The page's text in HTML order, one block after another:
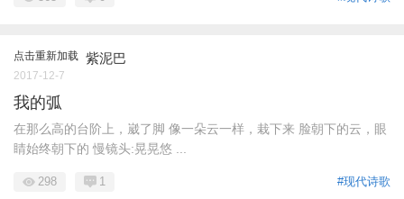
点击重新加载 紫泥巴
2017-12-7
我的弧
在那么高的台阶上，崴了脚 像一朵云一样，栽下来 脸朝下的云，眼
睛始终朝下的 慢镜头:晃晃悠 ...
#现代诗歌
298 1